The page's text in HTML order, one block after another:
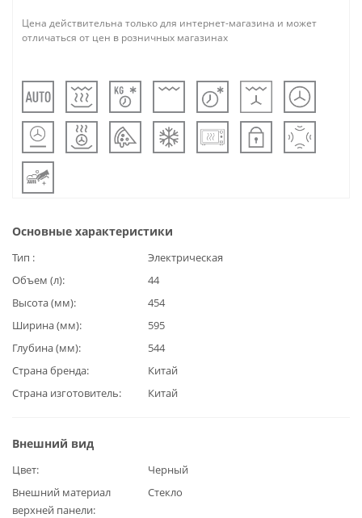
Цена действительна только для интернет-магазина и может
отличаться от цен в розничных магазинах
Основные характеристики
Тип
Электрическая
Объем (л)
44
Высота (мм)
454
Ширина (мм)
595
Глубина (мм)
544
Страна бренда
Китай
Страна изготовитель
Китай
Внешний вид
Цвет
Черный
Внешний материал
верхней панели
Стекло